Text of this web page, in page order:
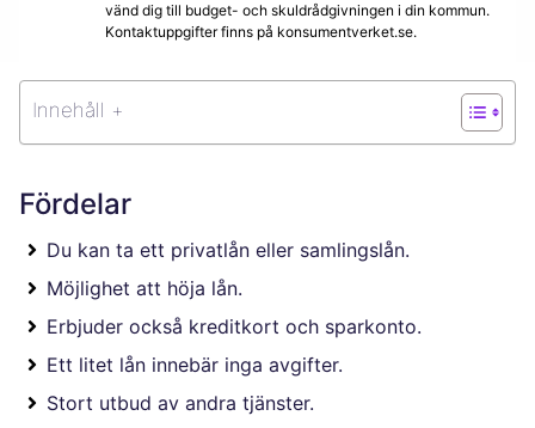
vänd dig till budget- och skuldrådgivningen i din kommun.
Kontaktuppgifter finns på konsumentverket.se.
Innehåll +
Fördelar
Du kan ta ett privatlån eller samlingslån.
Möjlighet att höja lån.
Erbjuder också kreditkort och sparkonto.
Ett litet lån innebär inga avgifter.
Stort utbud av andra tjänster.